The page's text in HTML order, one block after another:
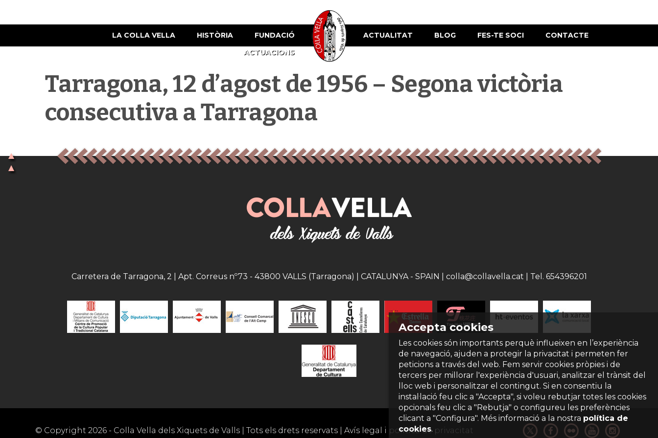
LA COLLA VELLA HISTÒRIA
FUNDACIÓ
ACTUACIONS
ACTUALITAT BLOG FES-TE SOCI CONTACTE
Tarragona, 12 d’agost de 1956 – Segona victòria
consecutiva a Tarragona
Accepta cookies
Les cookies són importants perquè influeixen en l’experiència
de navegació, ajuden a protegir la privacitat i permeten fer
peticions a través del web. Fem servir cookies pròpies i de
tercers per millorar l'experiència d'usuari, analitzar el trànsit del
lloc web i personalitzar el contingut. Si en consentiu la
instal·lació feu clic a "Accepta", si voleu rebutjar totes les cookies
opcionals feu clic a "Rebutja" o configureu les preferències
clicant a "Configura". Més informació a la nostra política de
cookies.
Carretera de Tarragona, 2 | Apt. Correus nº73 - 43800 VALLS (Tarragona) | CATALUNYA - SPAIN | colla@collavella.cat | Tel. 654396201
© Copyright 2026 - Colla Vella dels Xiquets de Valls | Tots els drets reservats | Avís legal i política de privacitat